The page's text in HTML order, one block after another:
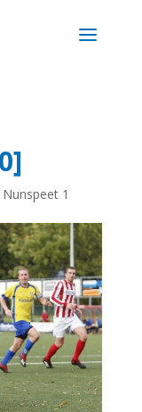
Nunspeet 1